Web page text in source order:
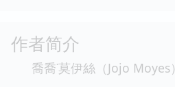
作者简介
喬喬˙莫伊絲（Jojo Moyes）